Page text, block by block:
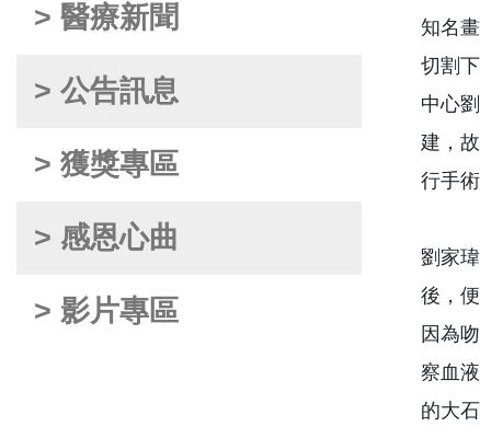
> 醫療新聞
> 公告訊息
> 獲獎專區
> 感恩心曲
> 影片專區
知名
切割
中心
建，
行手術
劉家
後，
因為
察血
的大